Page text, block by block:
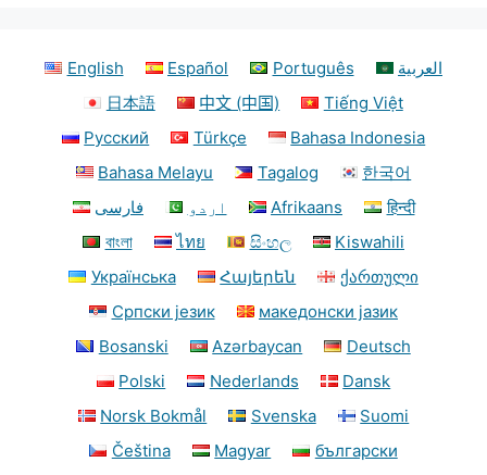
English Español Português
العربية
日本語
中文 (中国)
Tiếng Việt
Русский
Türkçe
Bahasa Indonesia
Bahasa Melayu
Tagalog
한국어
فارسی
اردو Afrikaans
हिन्दी
বাংলা
ไทย සිංහල
Kiswahili
Українська
Հայերեն
ქართული
Српски језик
македонски јазик
Bosanski
Azərbaycan
Deutsch
Polski
Nederlands
Dansk
Norsk Bokmål
Svenska
Suomi
Čeština
Magyar български